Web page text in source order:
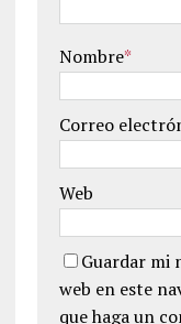
Nombre*
Correo
Web
Guardar mi
web en este
que haga un